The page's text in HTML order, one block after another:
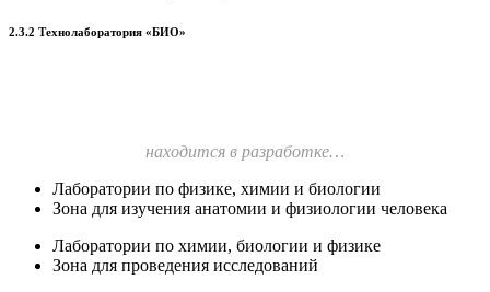
2.3.2 Технолаборатория «БИО»
находится в разработке…
Лаборатории по физике, химии и биологии
Зона для изучения анатомии и физиологии человека
Лаборатории по химии, биологии и физике
Зона для проведения исследований